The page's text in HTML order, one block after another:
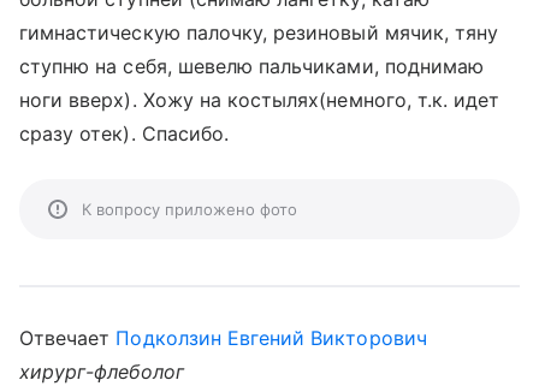
гимнастическую палочку, резиновый мячик, тяну
ступню на себя, шевелю пальчиками, поднимаю
ноги вверх). Хожу на костылях(немного, т.к. идет
сразу отек). Спасибо.
К вопросу приложено фото
Отвечает Подколзин Евгений Викторович
хирург-флеболог